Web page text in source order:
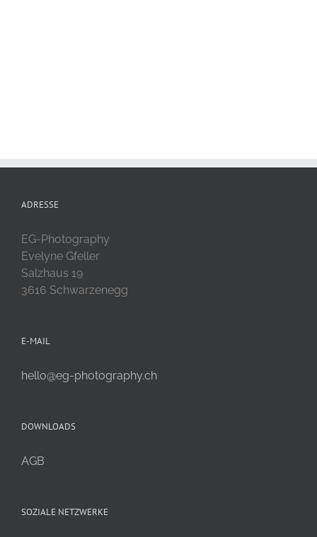
ADRESSE
EG-Photography
Evelyne Gfeller
Salzhaus 19
3616 Schwarzenegg
E-MAIL
hello@eg-photography.ch
DOWNLOADS
AGB
SOZIALE NETZWERKE